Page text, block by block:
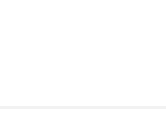
その点、透明なムテキクリアせ